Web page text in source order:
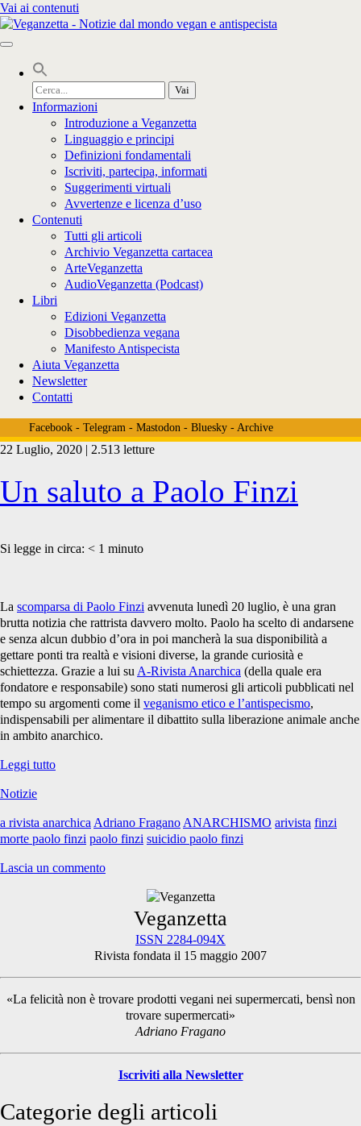
Vai ai contenuti
Cerca
per:
Informazioni
Introduzione a Veganzetta
Linguaggio e principi
Definizioni fondamentali
Iscriviti, partecipa, informati
Suggerimenti virtuali
Avvertenze e licenza d’uso
Contenuti
Tutti gli articoli
Archivio Veganzetta cartacea
ArteVeganzetta
AudioVeganzetta (Podcast)
Libri
Edizioni Veganzetta
Disobbedienza vegana
Manifesto Antispecista
Aiuta Veganzetta
Newsletter
Contatti
Facebook- Telegram- Mastodon- Bluesky- Archive
Tag:
<span>morte
paolo
finzi</span>
22 Luglio, 2020 | 2.513 letture
Un saluto a Paolo Finzi
Si legge in circa: < 1 minuto
La scomparsa di Paolo Finzi avvenuta lunedì 20 luglio, è una gran
brutta notizia che rattrista davvero molto. Paolo ha scelto di andarsene
e senza alcun dubbio d’ora in poi mancherà la sua disponibilità a
gettare ponti tra realtà e visioni diverse, la grande curiosità e
schiettezza. Grazie a lui su A-Rivista Anarchica (della quale era
fondatore e responsabile) sono stati numerosi gli articoli pubblicati nel
tempo su argomenti come il veganismo etico e l’antispecismo,
indispensabili per alimentare il dibattito sulla liberazione animale anche
in ambito anarchico.
Leggi tuttoUn
Finzi
Notizie
a rivista anarchica Adriano Fragano ANARCHISMO arivista finzi
morte paolo finzi paolo finzi suicidio paolo finzi
Lascia un commento
Sidebar
Veganzetta
ISSN 2284-094X
Rivista fondata il 15 maggio 2007
«La felicità non è trovare prodotti vegani nei supermercati, bensì non
trovare supermercati»
Adriano Fragano
Iscriviti alla Newsletter
Categorie degli articoli